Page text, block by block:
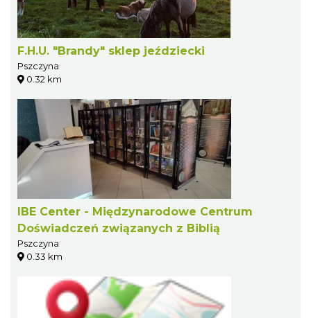
F.H.U. "Brandy" sklep jeździecki
Pszczyna
0.32 km
IBE Center - Międzynarodowe Centrum
Doświadczeń związanych z Biblią
Pszczyna
0.33 km